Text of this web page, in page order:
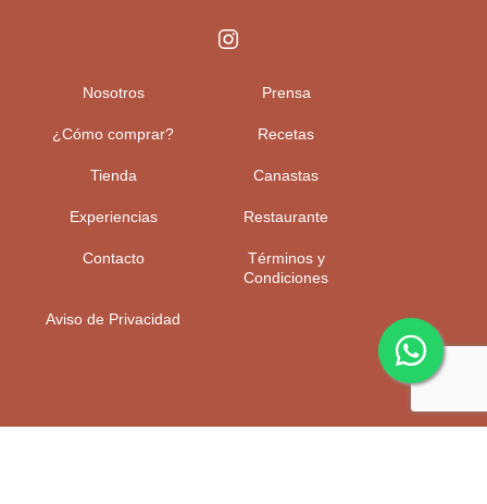
Nosotros Prensa
¿Cómo comprar? Recetas
Tienda Canastas
Experiencias Restaurante
Contacto
Términos y
Condiciones
Aviso de Privacidad